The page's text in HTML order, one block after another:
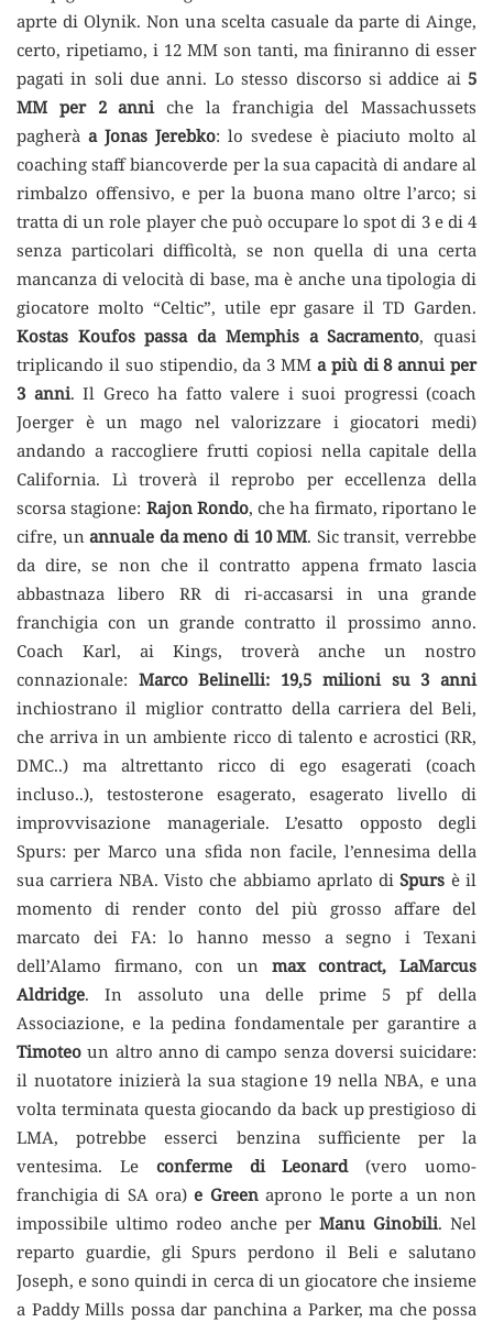
aprte di Olynik. Non una scelta casuale da parte di Ainge,
certo, ripetiamo, i 12 MM son tanti, ma finiranno di esser
pagati in soli due anni. Lo stesso discorso si addice ai 5
MM per 2 anniche la franchigia del Massachussets
pagherà a Jonas Jerebko: lo svedese è piaciuto molto al
coaching staff biancoverde per la sua capacità di andare al
rimbalzo offensivo, e per la buona mano oltre l’arco; si
tratta di un role player che può occupare lo spot di 3 e di 4
senza particolari difficoltà, se non quella di una certa
mancanza di velocità di base, ma è anche una tipologia di
giocatore molto “Celtic”, utile epr gasare il TD Garden.
Kostas Koufos passa da Memphis a Sacramento, quasi
triplicando il suo stipendio, da 3 MM a più di 8 annui per
3 anni. Il Greco ha fatto valere i suoi progressi (coach
Joerger è un mago nel valorizzare i giocatori medi)
andando a raccogliere frutti copiosi nella capitale della
California. Lì troverà il reprobo per eccellenza della
scorsa stagione: Rajon Rondo, che ha firmato, riportano le
cifre, unannuale da meno di 10 MM. Sic transit, verrebbe
da dire, se non che il contratto appena frmato lascia
abbastnaza libero RR di ri-accasarsi in una grande
franchigia con un grande contratto il prossimo anno.
Coach Karl, ai Kings, troverà anche un nostro
connazionale: Marco Belinelli: 19,5 milioni su 3 anni
inchiostrano il miglior contratto della carriera del Beli,
che arriva in un ambiente ricco di talento e acrostici (RR,
DMC..) ma altrettanto ricco di ego esagerati (coach
incluso..), testosterone esagerato, esagerato livello di
improvvisazione manageriale. L’esatto opposto degli
Spurs: per Marco una sfida non facile, l’ennesima della
sua carriera NBA. Visto che abbiamo aprlato diSpurs è il
momento di render conto del più grosso affare del
marcato dei FA: lo hanno messo a segno i Texani
dell’Alamo firmano, con un max contract, LaMarcus
Aldridge. In assoluto una delle prime 5 pf della
Associazione, e la pedina fondamentale per garantire a
Timoteo un altro anno di campo senza doversi suicidare:
il nuotatore inizierà la sua stagione 19 nella NBA, e una
volta terminata questa giocando da back up prestigioso di
LMA, potrebbe esserci benzina sufficiente per la
ventesima. Le conferme di Leonard(vero uomo-
franchigia di SA ora)e Greenaprono le porte a un non
impossibile ultimo rodeo anche per Manu Ginobili. Nel
reparto guardie, gli Spurs perdono il Beli e salutano
Joseph, e sono quindi in cerca di un giocatore che insieme
a Paddy Mills possa dar panchina a Parker, ma che possa